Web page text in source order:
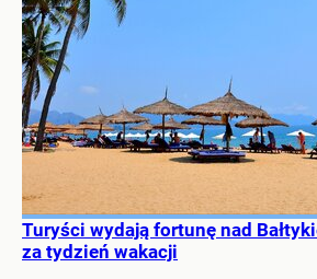
Turyści wydają fortunę nad
za tydzień wakacji